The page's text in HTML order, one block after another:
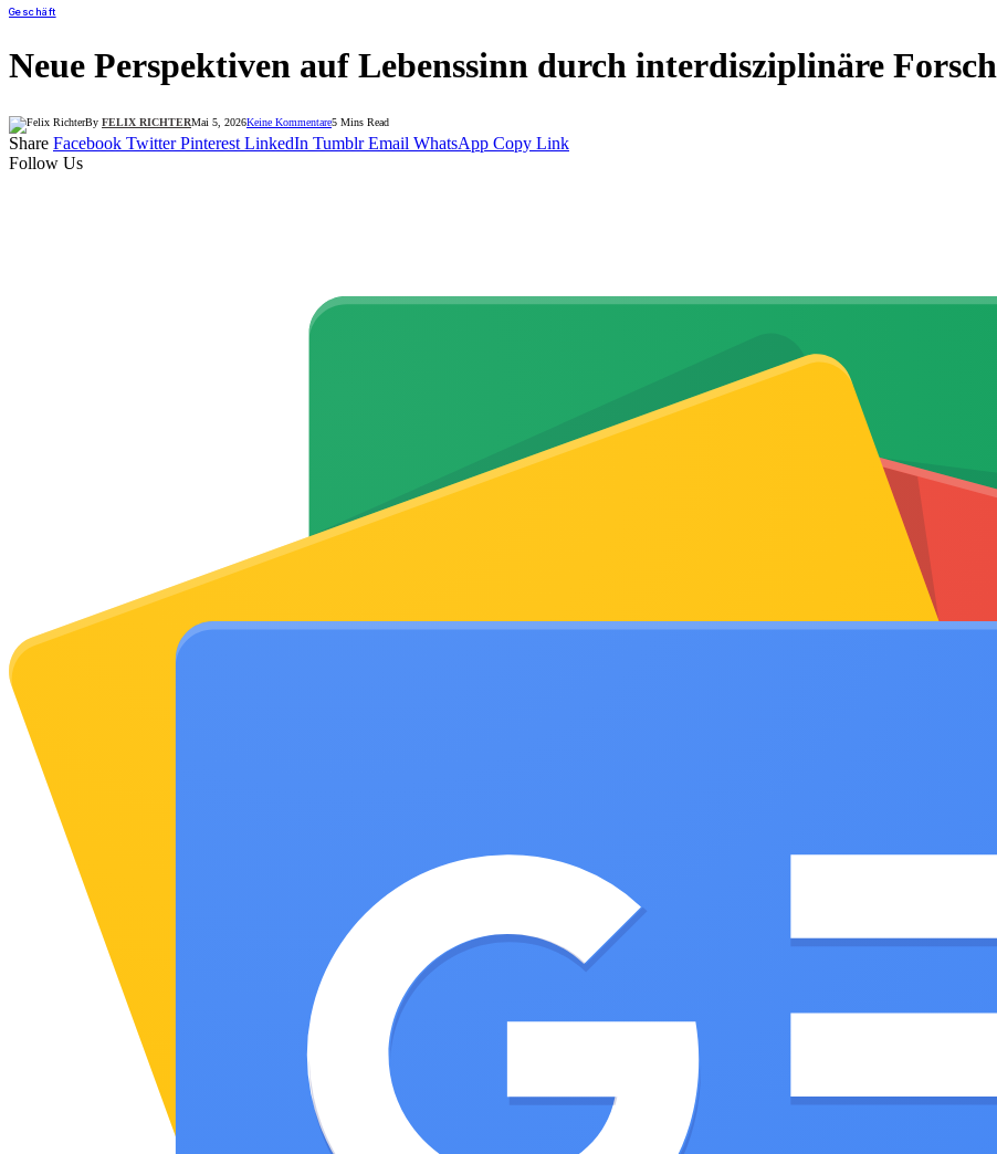
Geschäft
Neue Perspektiven auf Lebenssinn durch interdisziplinäre
By FELIX RICHTERMai 5, 2026Keine Kommentare5 Mins Read
Share Facebook Twitter Pinterest LinkedIn Tumblr Email WhatsApp Copy Link
Follow Us